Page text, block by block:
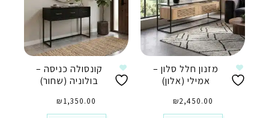
מזנון חלל סלון –
אמילי (אלון)
₪2,450.00
קונסולה כניסה –
בולוניה (שחור)
₪1,350.00